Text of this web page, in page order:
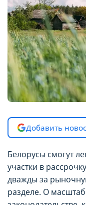
Добавить
Белорусы смогут
участки в
дважды за
разделе. О